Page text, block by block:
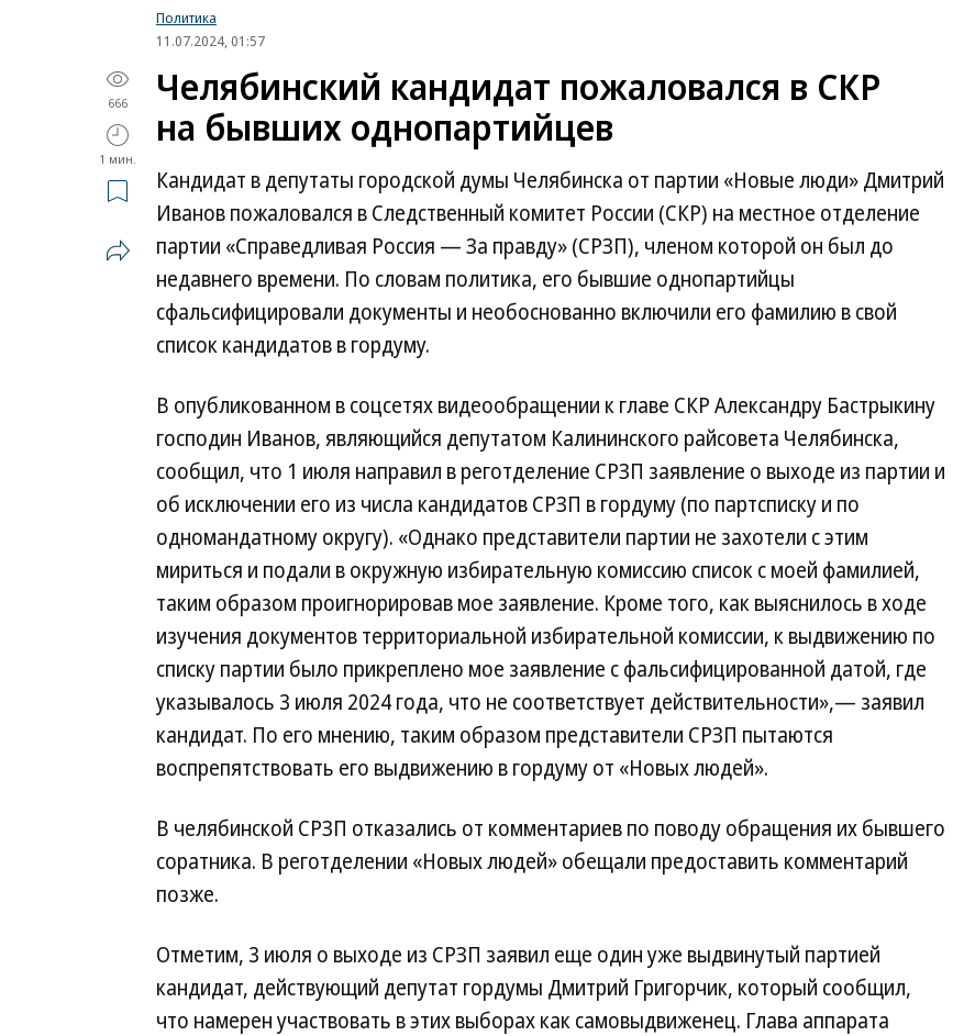
Политика
11.07.2024, 01:57
666
1 мин.
Челябинский кандидат пожаловался в СКР
на бывших однопартийцев
Кандидат в депутаты городской думы Челябинска от партии «Новые люди» Дмитрий
Иванов пожаловался в Следственный комитет России (СКР) на местное отделение
партии «Справедливая Россия — За правду» (СРЗП), членом которой он был до
недавнего времени. По словам политика, его бывшие однопартийцы
сфальсифицировали документы и необоснованно включили его фамилию в свой
список кандидатов в гордуму.
В опубликованном в соцсетях видеообращении к главе СКР Александру Бастрыкину
господин Иванов, являющийся депутатом Калининского райсовета Челябинска,
сообщил, что 1 июля направил в реготделение СРЗП заявление о выходе из партии и
об исключении его из числа кандидатов СРЗП в гордуму (по партсписку и по
одномандатному округу). «Однако представители партии не захотели с этим
мириться и подали в окружную избирательную комиссию список с моей фамилией,
таким образом проигнорировав мое заявление. Кроме того, как выяснилось в ходе
изучения документов территориальной избирательной комиссии, к выдвижению по
списку партии было прикреплено мое заявление с фальсифицированной датой, где
указывалось 3 июля 2024 года, что не соответствует действительности»,— заявил
кандидат. По его мнению, таким образом представители СРЗП пытаются
воспрепятствовать его выдвижению в гордуму от «Новых людей».
В челябинской СРЗП отказались от комментариев по поводу обращения их бывшего
соратника. В реготделении «Новых людей» обещали предоставить комментарий
позже.
Отметим, 3 июля о выходе из СРЗП заявил еще один уже выдвинутый партией
кандидат, действующий депутат гордумы Дмитрий Григорчик, который сообщил,
что намерен участвовать в этих выборах как самовыдвиженец. Глава аппарата